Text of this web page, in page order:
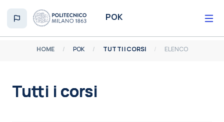
POK
HOME POK TUTTI I CORSI ELENCO
Tutti i corsi